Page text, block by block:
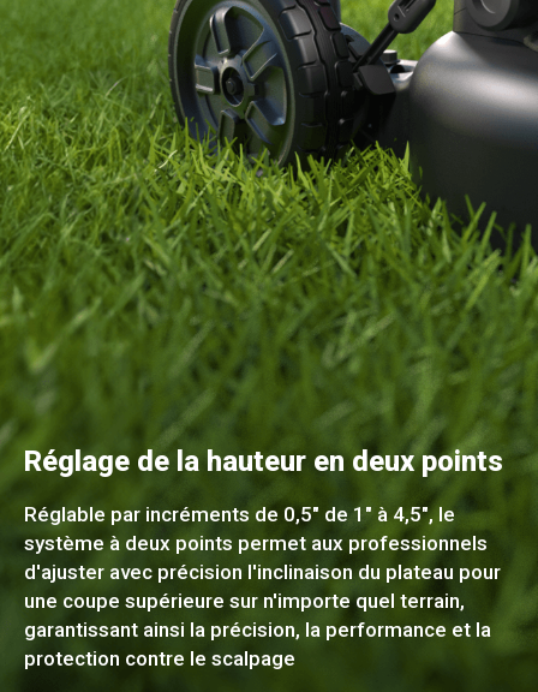
Réglage de la hauteur en deux points
Réglable par incréments de 0,5" de 1" à 4,5", le
système à deux points permet aux professionnels
d'ajuster avec précision l'inclinaison du plateau pour
une coupe supérieure sur n'importe quel terrain,
garantissant ainsi la précision, la performance et la
protection contre le scalpage